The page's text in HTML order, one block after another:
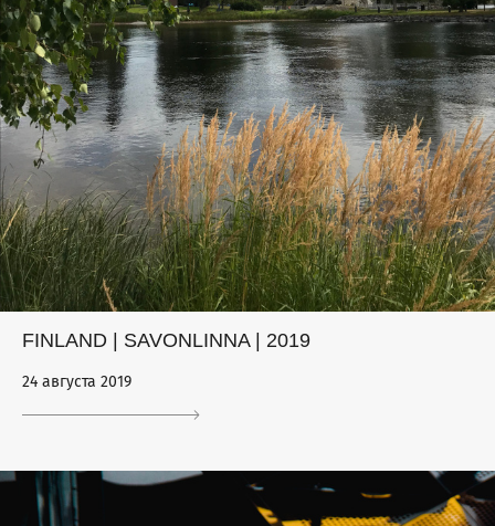
FINLAND | SAVONLINNA | 2019
24 августа 2019